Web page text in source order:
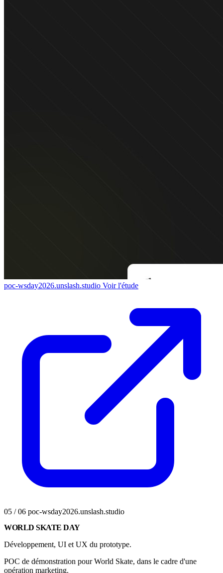
poc-wsday2026.unslash.studio Voir l'étude
05 / 06 poc-wsday2026.unslash.studio
WORLD SKATE DAY
Développement, UI et UX du prototype.
POC de démonstration pour World Skate, dans le cadre d'une
opération marketing.